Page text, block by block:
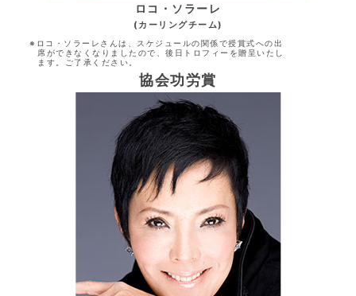
ロコ・ソラーレ
(カーリングチーム)
※ロコ・ソラーレさんは、スケジュールの関係で授賞式への出
席ができなくなりましたので、後日トロフィーを贈呈いたし
ます。ご了承ください。
協会功労賞